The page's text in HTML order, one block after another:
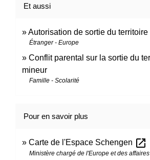
Et aussi
Autorisation de sortie du territoire
Étranger - Europe
Conflit parental sur la sortie du
mineur
Famille - Scolarité
Pour en savoir plus
Carte de l'Espace Schengen open_in_new
Ministère chargé de l'Europe et des